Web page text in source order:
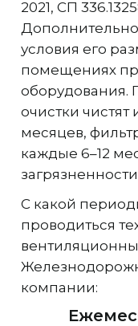
2021, СП
Дополнительно
условия его
помещениях
оборудования.
очистки
месяцев,
каждые 6–12
С какой
проводиться
компании: